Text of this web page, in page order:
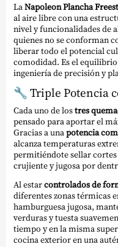
LaNapoleon Plancha
al aire libre con una
nivel y funcionalidades de
quienes no se conforman
liberar todo el potencial
comodidad. Es el
ingeniería de precisión y
🔧 Triple Potencia
Cada uno de lostres
pensado para aportar el
Gracias a unapotencia
alcanza temperaturas
permitiéndote sellar cortes
crujiente y jugosa por
Al estarcontrolados de
diferentes zonas térmicas
hamburguesa jugosa,
verduras y tuesta
tiempo y en la misma
cocina exterior en una